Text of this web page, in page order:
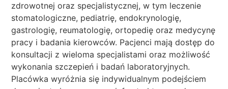
zdrowotnej oraz specjalistycznej, w tym leczenie
stomatologiczne, pediatrię, endokrynologię,
gastrologię, reumatologię, ortopedię oraz medycynę
pracy i badania kierowców. Pacjenci mają dostęp do
konsultacji z wieloma specjalistami oraz możliwość
wykonania szczepień i badań laboratoryjnych.
Placówka wyróżnia się indywidualnym podejściem